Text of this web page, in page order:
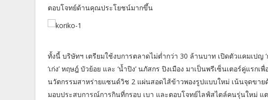
ตอบโจทย์ด้านคุณประโยชน์มากขึ้น
ทั้งนี้ บริษัทฯ เตรียมใช้งบการตลาดไม่ต่ำกว่า 30 ล้านบาท เปิดตัวแคมเปญ
‘เก่ง’ หฤษฎ์ บัวย้อย และ ‘น้ำปิง’ นภัสกร ปิงเมือง มาเป็นพรีเซ็นเตอร์คู่แร
นวัตกรรมสาหร่ายแซนด์วิช 2 แผ่นสอดไส้ข้าวพองรูปแบบใหม่ เน้นจุดขา
มอบประสบการณ์การกินที่กรอบ เบา และตอบโจทย์ไลฟ์สไตล์คนรุ่นใหม่